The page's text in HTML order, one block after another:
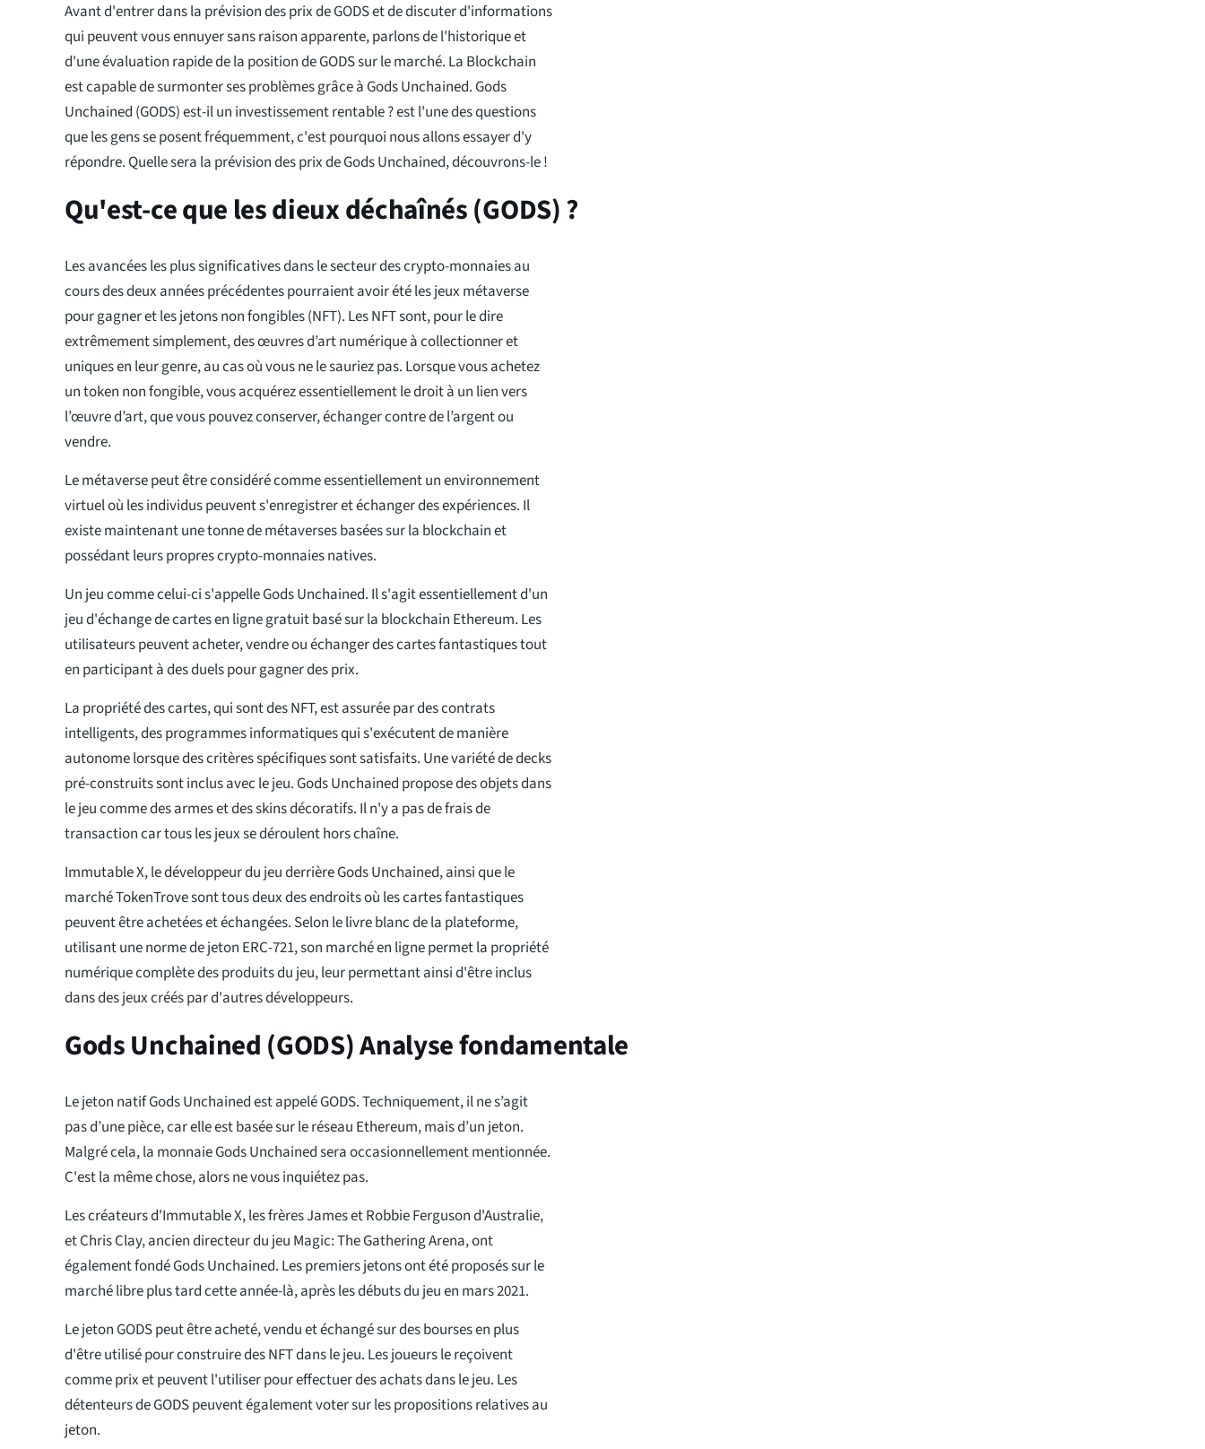
Avant d'entrer dans la prévision des prix de GODS et de discuter d'informations
qui peuvent vous ennuyer sans raison apparente, parlons de l'historique et
d'une évaluation rapide de la position de GODS sur le marché. La Blockchain
est capable de surmonter ses problèmes grâce à Gods Unchained. Gods
Unchained (GODS) est-il un investissement rentable ? est l'une des questions
que les gens se posent fréquemment, c'est pourquoi nous allons essayer d'y
répondre. Quelle sera la prévision des prix de Gods Unchained, découvrons-le !
Qu'est-ce que les dieux déchaînés (GODS) ?
Les avancées les plus significatives dans le secteur des crypto-monnaies au
cours des deux années précédentes pourraient avoir été les jeux métaverse
pour gagner et les jetons non fongibles (NFT). Les NFT sont, pour le dire
extrêmement simplement, des œuvres d’art numérique à collectionner et
uniques en leur genre, au cas où vous ne le sauriez pas. Lorsque vous achetez
un token non fongible, vous acquérez essentiellement le droit à un lien vers
l’œuvre d’art, que vous pouvez conserver, échanger contre de l’argent ou
vendre.
Le métaverse peut être considéré comme essentiellement un environnement
virtuel où les individus peuvent s'enregistrer et échanger des expériences. Il
existe maintenant une tonne de métaverses basées sur la blockchain et
possédant leurs propres crypto-monnaies natives.
Un jeu comme celui-ci s'appelle Gods Unchained. Il s'agit essentiellement d'un
jeu d'échange de cartes en ligne gratuit basé sur la blockchain Ethereum. Les
utilisateurs peuvent acheter, vendre ou échanger des cartes fantastiques tout
en participant à des duels pour gagner des prix.
La propriété des cartes, qui sont des NFT, est assurée par des contrats
intelligents, des programmes informatiques qui s'exécutent de manière
autonome lorsque des critères spécifiques sont satisfaits. Une variété de decks
pré-construits sont inclus avec le jeu. Gods Unchained propose des objets dans
le jeu comme des armes et des skins décoratifs. Il n'y a pas de frais de
transaction car tous les jeux se déroulent hors chaîne.
Immutable X, le développeur du jeu derrière Gods Unchained, ainsi que le
marché TokenTrove sont tous deux des endroits où les cartes fantastiques
peuvent être achetées et échangées. Selon le livre blanc de la plateforme,
utilisant une norme de jeton ERC-721, son marché en ligne permet la propriété
numérique complète des produits du jeu, leur permettant ainsi d'être inclus
dans des jeux créés par d'autres développeurs.
Gods Unchained (GODS) Analyse fondamentale
Le jeton natif Gods Unchained est appelé GODS. Techniquement, il ne s’agit
pas d’une pièce, car elle est basée sur le réseau Ethereum, mais d’un jeton.
Malgré cela, la monnaie Gods Unchained sera occasionnellement mentionnée.
C'est la même chose, alors ne vous inquiétez pas.
Les créateurs d'Immutable X, les frères James et Robbie Ferguson d'Australie,
et Chris Clay, ancien directeur du jeu Magic: The Gathering Arena, ont
également fondé Gods Unchained. Les premiers jetons ont été proposés sur le
marché libre plus tard cette année-là, après les débuts du jeu en mars 2021.
Le jeton GODS peut être acheté, vendu et échangé sur des bourses en plus
d'être utilisé pour construire des NFT dans le jeu. Les joueurs le reçoivent
comme prix et peuvent l'utiliser pour effectuer des achats dans le jeu. Les
détenteurs de GODS peuvent également voter sur les propositions relatives au
jeton.